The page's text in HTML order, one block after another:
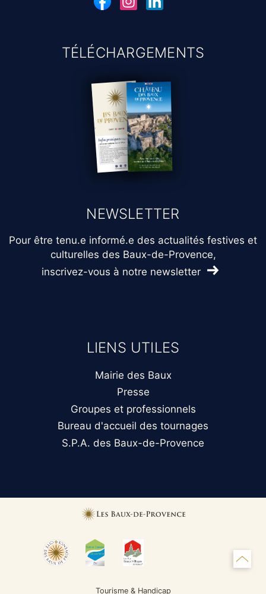
TÉLÉCHARGEMENTS
NEWSLETTER
Pour être tenu.e informé.e des actualités festives et
culturelles des Baux-de-Provence,
inscrivez-vous à notre newsletter
LIENS UTILES
Mairie des Baux
Presse
Groupes et professionnels
Bureau d'accueil des tournages
S.P.A. des Baux-de-Provence
Tourisme & Handicap